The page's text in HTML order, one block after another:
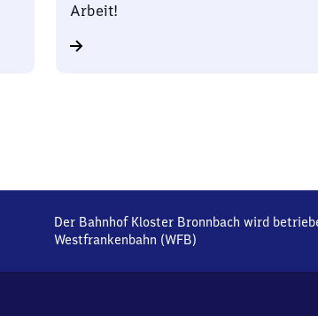
Arbeit!
Der Bahnhof Kloster Bronnbach wird
Westfrankenbahn (WFB)